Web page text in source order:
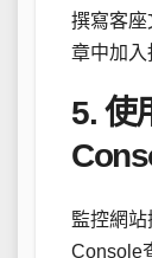
撰寫客座
章中加入
5. 使
監控網
Console